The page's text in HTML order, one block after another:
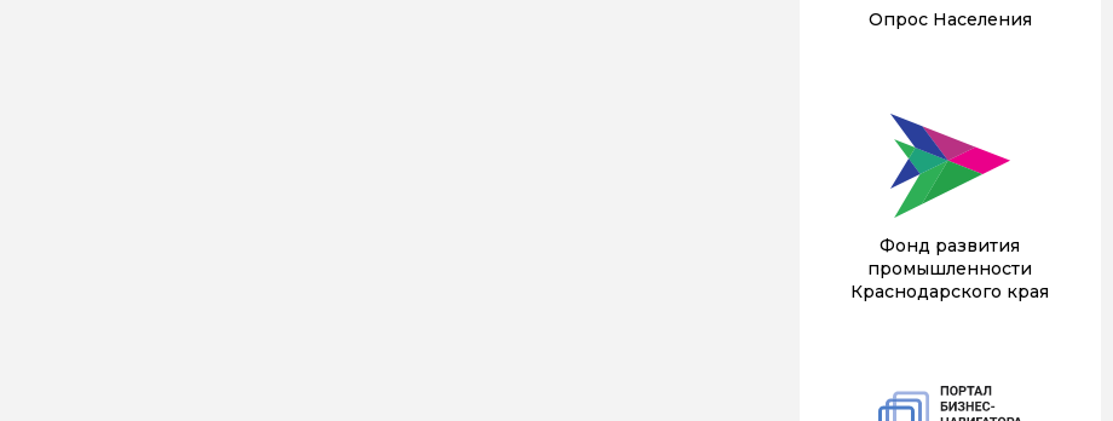
Опрос Населения
Фонд развития
промышленности
Краснодарского края